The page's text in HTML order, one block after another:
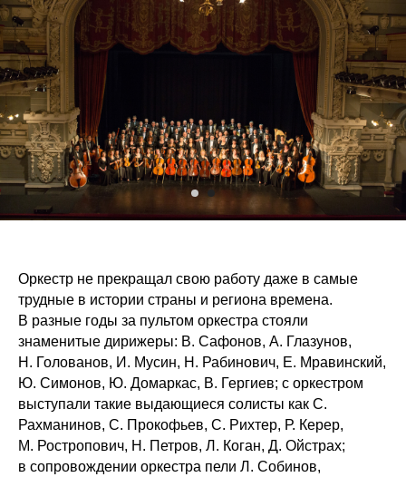
Оркестр не прекращал свою работу даже в самые
трудные в истории страны и региона времена.
В разные годы за пультом оркестра стояли
знаменитые дирижеры: В. Сафонов, А. Глазунов,
Н. Голованов, И. Мусин, Н. Рабинович, Е. Мравинский,
Ю. Симонов, Ю. Домаркас, В. Гергиев; с оркестром
выступали такие выдающиеся солисты как С.
Рахманинов, С. Прокофьев, С. Рихтер, Р. Керер,
М. Ростропович, Н. Петров, Л. Коган, Д. Ойстрах;
в сопровождении оркестра пели Л. Собинов,